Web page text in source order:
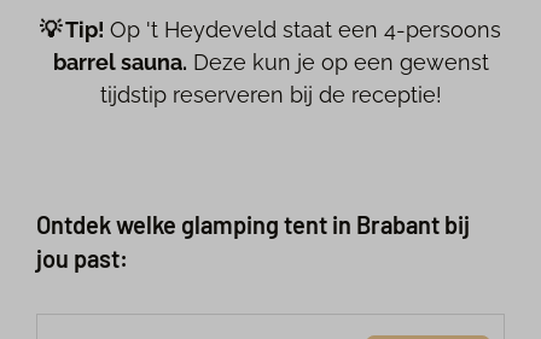
💡 Tip! Op 't Heydeveld staat een 4-persoons
barrel sauna. Deze kun je op een gewenst
tijdstip reserveren bij de receptie!
Ontdek welke glamping tent in Brabant bij
jou past: